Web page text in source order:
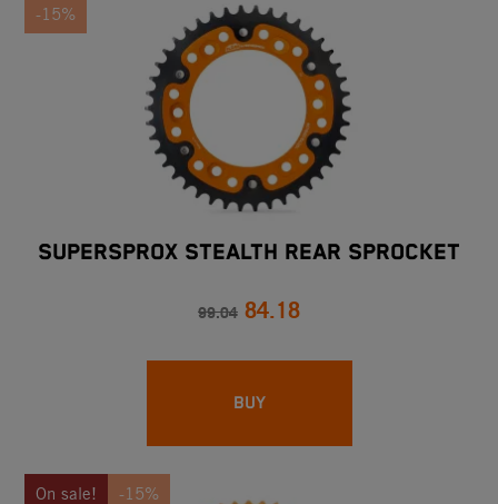
-15%
SUPERSPROX STEALTH REAR SPROCKET
99.04 84.18
BUY
On sale! -15%